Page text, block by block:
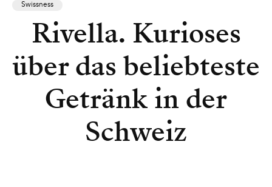
Swissness
Rivella. Kurioses
über das beliebteste
Getränk in der
Schweiz